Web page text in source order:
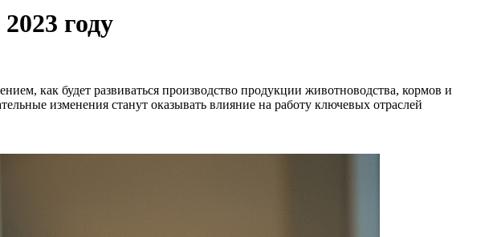
году
как будет развиваться производство продукции животноводства, кормов и
изменения станут оказывать влияние на работу ключевых отраслей